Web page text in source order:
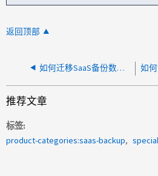
返回顶部
如何迁移SaaS备份数据和使用批量导出工具
推荐文章
标签
product-categories:saas-backup